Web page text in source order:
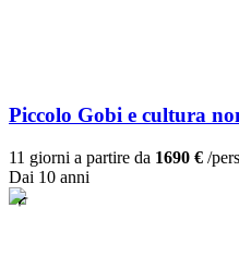
Piccolo Gobi e cultura
11 giorni a partire da 1690 € /
Dai 10 anni